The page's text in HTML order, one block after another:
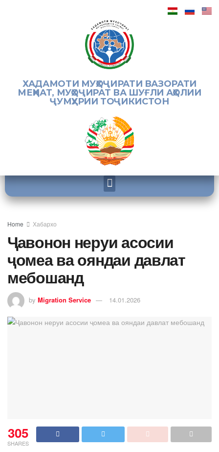
ХАДАМОТИ МУҲОҶИРАТИ ВАЗОРАТИ
МЕҲНАТ, МУҲОҶИРАТ ВА ШУҒЛИ АҲОЛИИ
ҶУМҲУРИИ ТОҶИКИСТОН
Home Хабархо
Ҷавонон неруи асосии
ҷомеа ва ояндаи давлат
мебошанд
by Migration Service 14.01.2026
305
SHARES